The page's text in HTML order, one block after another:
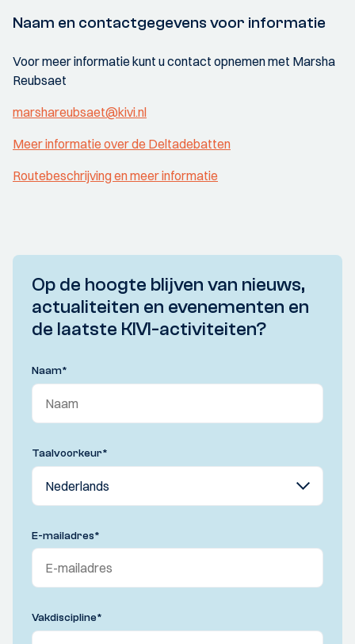
Naam en contactgegevens voor informatie
Voor meer informatie kunt u contact opnemen met Marsha
Reubsaet
marshareubsaet@kivi.nl
Meer informatie over de Deltadebatten
Routebeschrijving en meer informatie
Op de hoogte blijven van nieuws,
actualiteiten en evenementen en
de laatste KIVI-activiteiten?
Naam*
Taalvoorkeur*
E-mailadres*
Vakdiscipline*